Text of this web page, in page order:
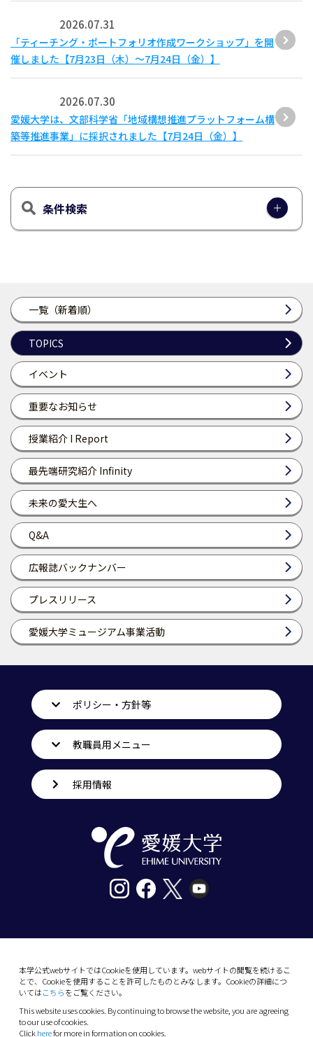
一覧（新着順）
TOPICS
イベント
重要なお知らせ
授業紹介 I Report
最先端研究紹介 Infinity
未来の愛大生へ
Q&A
広報誌バックナンバー
プレスリリース
愛媛大学ミュージアム事業活動
2026.07.31
「ティーチング・ポートフォリオ作成ワークショップ」を開
催しました【7月23日（木）～7月24日（金）】
2026.07.30
愛媛大学は、文部科学省「地域構想推進プラットフォーム構
築等推進事業」に採択されました【7月24日（金）】
条件検索
本学公式webサイトではCookieを使用しています。webサイトの閲覧を続けるこ
とで、Cookieを使用することを許可したものとみなします。Cookieの詳細につ
いてはこちらをご覧ください。
This website uses cookies. By continuing to browse the website, you are agreeing
to our use of cookies.
Clickherefor more in formation on cookies.
ポリシー・方針等
教職員用メニュー
採用情報
10-13 Dogo-Himata, Matsuyama, Ehime 790-
Phone: +81 89-927-9000